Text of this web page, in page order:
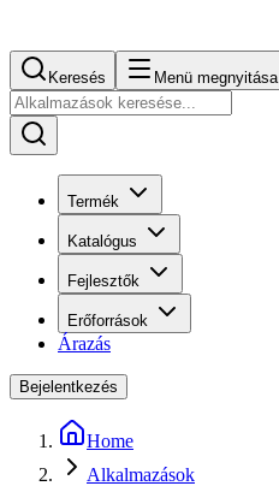
Keresés Menü megnyitása
Termék
Katalógus
Fejlesztők
Erőforrások
Árazás
Bejelentkezés
Home
Alkalmazások